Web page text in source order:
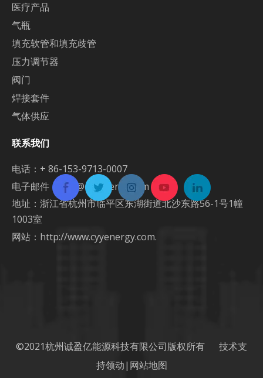
医疗产品
气瓶
填充软管和填充歧管
压力调节器
阀门
焊接套件
气体供应
联系我们
电话：+ 86-153-9713-0007
电子邮件：
info@cyyenergy.com
地址：浙江省杭州市临平区东湖街道北沙东路56-1号1幢
1003室
网站： http://www.cyyenergy.com.
©2021杭州诚盈亿能源科技有限公司版权所有 技术支
持领动| 网站地图